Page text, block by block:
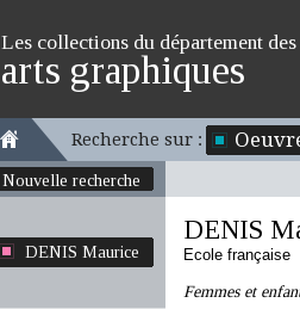
Les collections du département des
arts graphiques
Recherche sur :
Nouvelle recherche
DENIS Maurice
DENIS
Ecole française
Femmes et